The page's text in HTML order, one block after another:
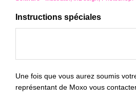
Instructions spéciales
Une fois que vous aurez soumis
représentant de Moxo vous